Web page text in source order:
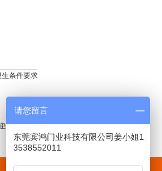
条件要求
来电洽淡：
请您留言
东莞宾鸿门业科技有限公司姜小姐1
3538552011